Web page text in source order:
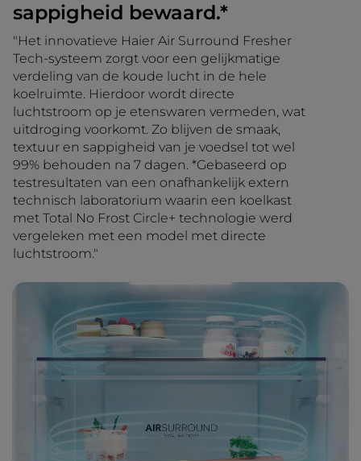
sappigheid bewaard.*
"Het innovatieve Haier Air Surround Fresher
Tech-systeem zorgt voor een gelijkmatige
verdeling van de koude lucht in de hele
koelruimte. Hierdoor wordt directe
luchtstroom op je etenswaren vermeden, wat
uitdroging voorkomt. Zo blijven de smaak,
textuur en sappigheid van je voedsel tot wel
99% behouden na 7 dagen. *Gebaseerd op
testresultaten van een onafhankelijk extern
technisch laboratorium waarin een koelkast
met Total No Frost Circle+ technologie werd
vergeleken met een model met directe
luchtstroom."